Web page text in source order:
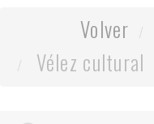
Volver
Vélez cultural